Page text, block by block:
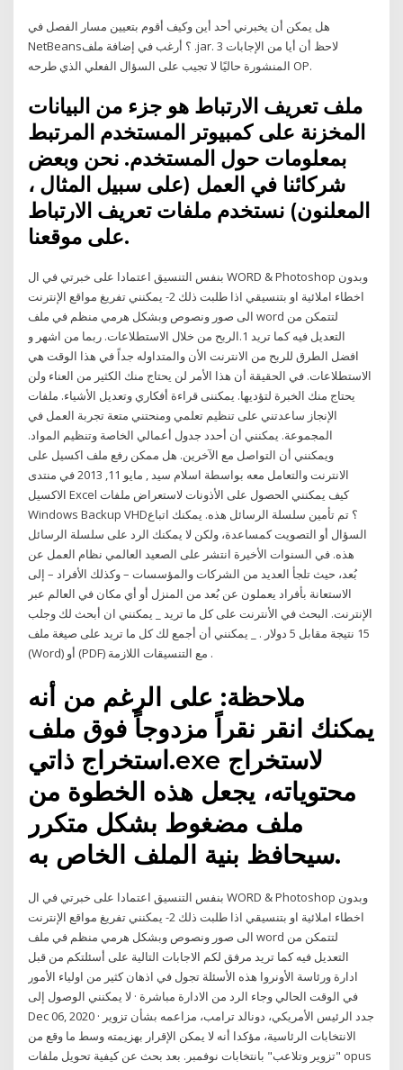
هل يمكن أن يخبرني أحد أين وكيف أقوم بتعيين مسار الفصل في
NetBeans؟ أرغب في إضافة ملف .jar. 3 لاحظ أن أيا من الإجابات
المنشورة حاليًا لا تجيب على السؤال الفعلي الذي طرحه OP.
ملف تعريف الارتباط هو جزء من البيانات
المخزنة على كمبيوتر المستخدم المرتبط
بمعلومات حول المستخدم. نحن وبعض
شركائنا في العمل (على سبيل المثال ،
المعلنون) نستخدم ملفات تعريف الارتباط
على موقعنا.
بنفس التنسيق اعتمادا على خبرتي في ال WORD & Photoshop وبدون
اخطاء املائية او بتنسيقي اذا طلبت ذلك 2- يمكنني تفريغ مواقع الإنترنت
الى صور ونصوص وبشكل هرمي منظم في ملف word لتتمكن من
التعديل فيه كما تريد 1.الربح من خلال الاستطلاعات. ربما من اشهر و
افضل الطرق للربح من الانترنت الأن والمتداوله جداً في هذا الوقت هي
الاستطلاعات. في الحقيقة أن هذا الأمر لن يحتاج منك الكثير من العناء ولن
يحتاج منك الخبرة لتؤديها. يمكننى قراءة أفكاري وتعديل الأشياء. ملفات
الإنجاز ساعدتني على تنظيم تعلمي ومنحتني متعة تجربة العمل في
المجموعة. يمكنني أن أحدد جدول أعمالي الخاصة وتنظيم المواد.
ويمكنني أن التواصل مع الآخرين. هل ممكن رفع ملف اكسيل على
الانترنت والتعامل معه بواسطة اسلام سيد , مايو 11, 2013 في منتدى
الاكسيل Excel كيف يمكنني الحصول على الأذونات لاستعراض ملفات
Windows Backup VHD؟ تم تأمين سلسلة الرسائل هذه. يمكنك اتباع
السؤال أو التصويت كمساعدة، ولكن لا يمكنك الرد على سلسلة الرسائل
هذه. في السنوات الأخيرة انتشر على الصعيد العالمي نظام العمل عن
بُعد، حيث تلجأ العديد من الشركات والمؤسسات – وكذلك الأفراد – إلى
الاستعانة بأفراد يعملون عن بُعد من المنزل أو أي مكان في العالم عبر
الإنترنت. البحث في الأنترنت على كل ما تريد _ يمكنني ان أبحث لك وجلب
15 نتيجة مقابل 5 دولار . _ يمكنني أن أجمع لك كل ما تريد على صيغة ملف
(Word) أو (PDF) مع التنسيقات اللازمة .
ملاحظة: على الرغم من أنه
يمكنك انقر نقراً مزدوجاً فوق ملف
استخراج ذاتي.exe لاستخراج
محتوياته، يجعل هذه الخطوة من
ملف مضغوط بشكل متكرر
سيحافظ بنية الملف الخاص به.
بنفس التنسيق اعتمادا على خبرتي في ال WORD & Photoshop وبدون
اخطاء املائية او بتنسيقي اذا طلبت ذلك 2- يمكنني تفريغ مواقع الإنترنت
الى صور ونصوص وبشكل هرمي منظم في ملف word لتتمكن من
التعديل فيه كما تريد مرفق لكم الاجابات التالية على أسئلتكم من قبل
ادارة ورئاسة الأونروا هذه الأسئلة تجول في اذهان كثير من اولياء الأمور
في الوقت الحالي وجاء الرد من الادارة مباشرة · لا يمكنني الوصول إلى
Dec 06, 2020 · جدد الرئيس الأمريكي، دونالد ترامب، مزاعمه بشأن تزوير
الانتخابات الرئاسية، مؤكدا أنه لا يمكن الإقرار بهزيمته وسط ما وقع من
"تزوير وتلاعب" بانتخابات نوفمبر. بعد بحث عن كيفية تحويل ملفات opus